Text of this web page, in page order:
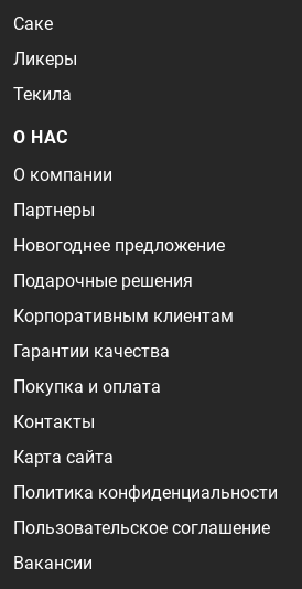
Саке
Ликеры
Текила
О НАС
О компании
Партнеры
Новогоднее предложение
Подарочные решения
Корпоративным клиентам
Гарантии качества
Покупка и оплата
Контакты
Карта сайта
Политика конфиденциальности
Пользовательское соглашение
Вакансии